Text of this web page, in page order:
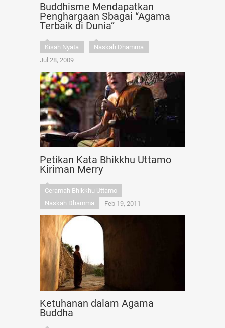
Buddhisme Mendapatkan
Penghargaan Sbagai “Agama
Terbaik di Dunia”
Kisah Nyata
Naskah Dhamma
Jul 28, 2009
Petikan Kata Bhikkhu Uttamo
Kiriman Merry
Ceramah Bhikkhu Uttamo
Naskah Dhamma
Feb 19, 2011
Ketuhanan dalam Agama
Buddha